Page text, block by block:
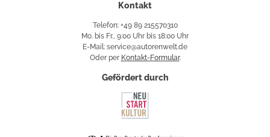
Kontakt
Telefon: +49 89 215570310
Mo. bis Fr., 9:00 Uhr bis 18:00 Uhr
E-Mail: service@autorenwelt.de
Oder per Kontakt-Formular.
Gefördert durch